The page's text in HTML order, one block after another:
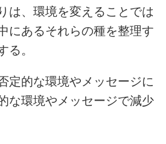
は、環境を変えることでは
にあるそれらの種を整理す
る。
定的な環境やメッセージに
な環境やメッセージで減少